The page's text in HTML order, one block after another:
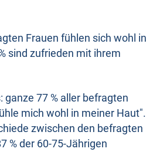
Frauen fühlen sich wohl in
sind zufrieden mit ihrem
ganze 77 % aller befragten
mich wohl in meiner Haut".
zwischen den befragten
% der 60-75-Jährigen